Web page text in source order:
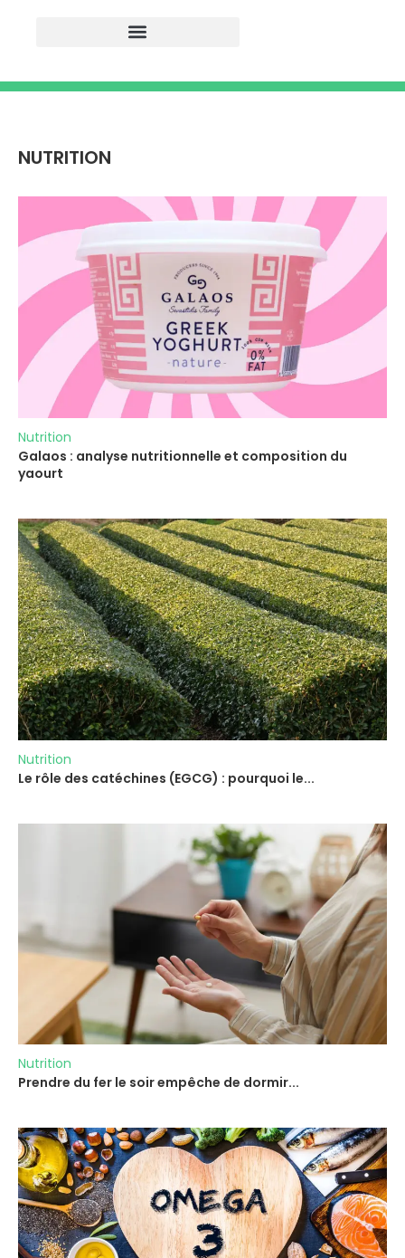
NUTRITION
Nutrition
Galaos : analyse nutritionnelle et composition du
yaourt
Nutrition
Le rôle des catéchines (EGCG) : pourquoi le...
Nutrition
Prendre du fer le soir empêche de dormir...